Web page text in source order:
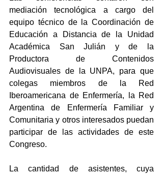
mediación tecnológica a cargo del
equipo técnico de la Coordinación de
Educación a Distancia de la Unidad
Académica San Julián y de la
Productora de Contenidos
Audiovisuales de la UNPA, para que
colegas miembros de la Red
Iberoamericana de Enfermería, la Red
Argentina de Enfermería Familiar y
Comunitaria y otros interesados puedan
participar de las actividades de este
Congreso.
La cantidad de asistentes, cuya